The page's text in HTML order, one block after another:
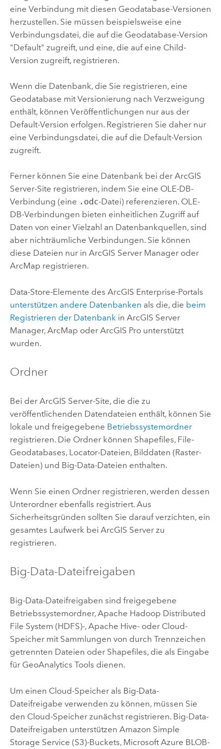
eine Verbindung mit diesen Geodatabase-Versionen
herzustellen. Sie müssen beispielsweise eine
Verbindungsdatei, die auf die Geodatabase-Version
"Default" zugreift, und eine, die auf eine Child-
Version zugreift, registrieren.
Wenn die Datenbank, die Sie registrieren, eine
Geodatabase mit Versionierung nach Verzweigung
enthält, können Veröffentlichungen nur aus der
Default-Version erfolgen. Registrieren Sie daher nur
eine Verbindungsdatei, die auf die Default-Version
zugreift.
Ferner können Sie eine Datenbank bei der ArcGIS
Server-Site registrieren, indem Sie eine OLE-DB-
Verbindung (eine .odc-Datei) referenzieren. OLE-
DB-Verbindungen bieten einheitlichen Zugriff auf
Daten von einer Vielzahl an Datenbankquellen, sind
aber nichträumliche Verbindungen. Sie können
diese Dateien nur in ArcGIS Server Manageroder
ArcMap registrieren.
Data-Store-Elemente des ArcGIS Enterprise-Portals
unterstützen andere Datenbanken als die, die beim
Registrieren der Datenbank in ArcGIS Server
Manager, ArcMap oder ArcGIS Prounterstützt
wurden.
Ordner
Bei der ArcGIS Server-Site, die die zu
veröffentlichenden Datendateien enthält, können Sie
lokale und freigegebene Betriebssystemordner
registrieren. Die Ordner können Shapefiles, File-
Geodatabases, Locator-Dateien, Bilddaten (Raster-
Dateien) und Big-Data-Dateien enthalten.
Wenn Sie einen Ordner registrieren, werden dessen
Unterordner ebenfalls registriert. Aus
Sicherheitsgründen sollten Sie darauf verzichten, ein
gesamtes Laufwerk bei ArcGIS Serverzu
registrieren.
Big-Data-Dateifreigaben
Big-Data-Dateifreigaben sind freigegebene
Betriebssystemordner, Apache Hadoop Distributed
File System (HDFS)-, Apache Hive- oder Cloud-
Speicher mit Sammlungen von durch Trennzeichen
getrennten Dateien oder Shapefiles, die als Eingabe
für GeoAnalytics Tools dienen.
Um einen Cloud-Speicher als Big-Data-
Dateifreigabe verwenden zu können, müssen Sie
den Cloud-Speicher zunächst registrieren. Big-Data-
Dateifreigaben unterstützen Amazon Simple
Storage Service (S3)-Buckets, Microsoft Azure BLOB-